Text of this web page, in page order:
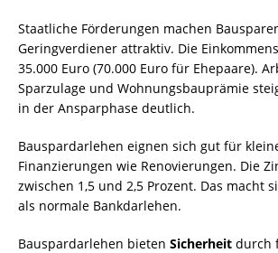
Staatliche Förderungen machen
Geringverdiener attraktiv. Die
35.000 Euro (70.000 Euro für Ehepaare).
Sparzulage und Wohnungsbauprämie
in der Ansparphase deutlich.
Bauspardarlehen eignen sich gut für
Finanzierungen wie Renovierungen. Die
zwischen 1,5 und 2,5 Prozent. Das macht
als normale Bankdarlehen.
Bauspardarlehen bieten Sicherheit durch